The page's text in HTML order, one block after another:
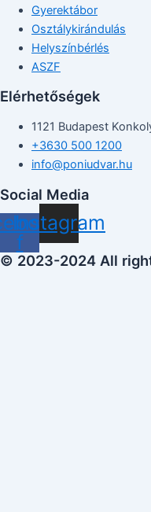
Gyerektábor
Osztálykirándulás
Helyszínbérlés
ASZF
Elérhetőségek
1121 Budapest
+3630 500 1200
info@poniudvar.hu
Social Media
f
Instagram
© 2023-2024 All